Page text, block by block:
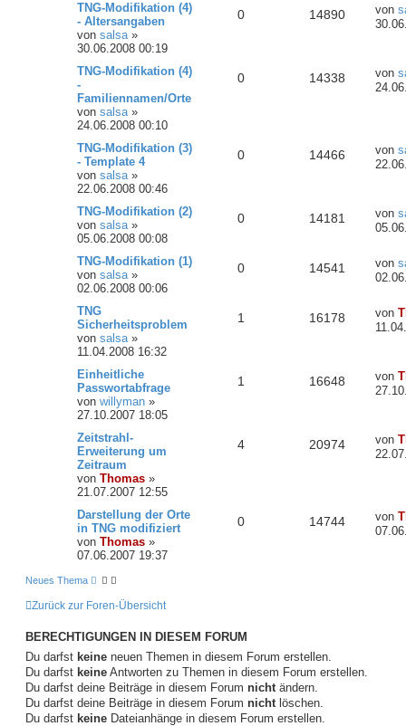
TNG-Modifikation (4)
- Altersangaben
von salsa»
30.06.2008 00:19
0 14890 von
TNG-Modifikation (4)
-
Familiennamen/Orte
von salsa»
24.06.2008 00:10
0 14338 von
TNG-Modifikation (3)
- Template 4
von salsa»
22.06.2008 00:46
0 14466 von
TNG-Modifikation (2)
von salsa»
05.06.2008 00:08
0 14181 von
TNG-Modifikation (1)
von salsa»
02.06.2008 00:06
0 14541 von
TNG
Sicherheitsproblem
von salsa»
11.04.2008 16:32
1 16178 von
Einheitliche
Passwortabfrage
von willyman »
27.10.2007 18:05
1 16648 von
Zeitstrahl-
Erweiterung um
Zeitraum
von Thomas »
21.07.2007 12:55
4 20974 von
Darstellung der Orte
in TNG modifiziert
von Thomas »
07.06.2007 19:37
0 14744 von
Neues Thema
Zurück zur Foren-Übersicht
BERECHTIGUNGEN IN DIESEM FORUM
Du darfst keine neuen Themen in diesem Forum erstellen.
Du darfst keine Antworten zu Themen in diesem Forum erstellen.
Du darfst deine Beiträge in diesem Forum nichtändern.
Du darfst deine Beiträge in diesem Forum nichtlöschen.
Du darfst keine Dateianhänge in diesem Forum erstellen.